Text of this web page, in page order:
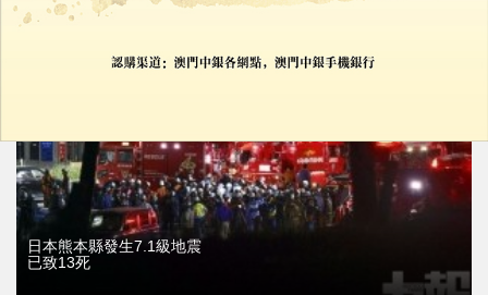
日本熊本縣發生7.1級地震
已致13死